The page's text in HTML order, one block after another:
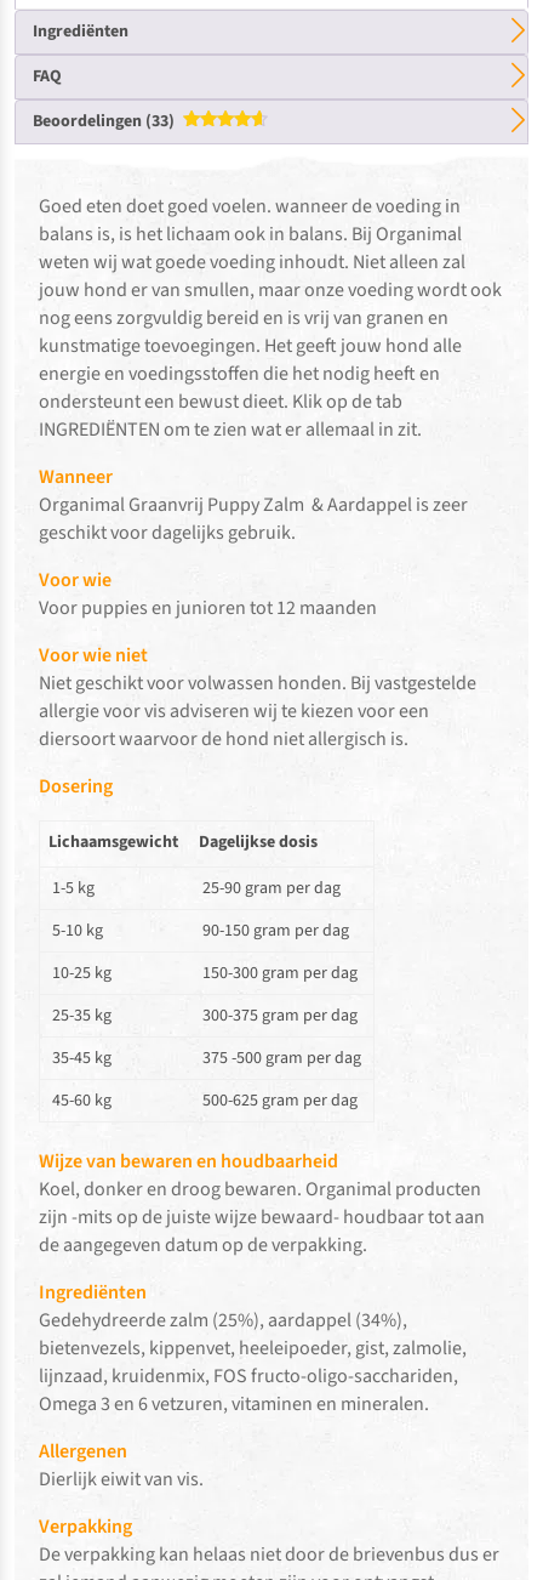
Ingrediënten
FAQ
Beoordelingen (33)
Gewaardeerd
Goed eten doet goed voelen. wanneer de voeding in
balans is, is het lichaam ook in balans. Bij Organimal
weten wij wat goede voeding inhoudt. Niet alleen zal
jouw hond er van smullen, maar onze voeding wordt ook
nog eens zorgvuldig bereid en is vrij van granen en
kunstmatige toevoegingen. Het geeft jouw hond alle
energie en voedingsstoffen die het nodig heeft en
ondersteunt een bewust dieet. Klik op de tab
INGREDIËNTEN om te zien wat er allemaal in zit.
Wanneer
Organimal Graanvrij Puppy Zalm & Aardappel is zeer
geschikt voor dagelijks gebruik.
Voor wie
Voor puppies en junioren tot 12 maanden
Voor wie niet
Niet geschikt voor volwassen honden. Bij vastgestelde
allergie voor vis adviseren wij te kiezen voor een
diersoort waarvoor de hond niet allergisch is.
Dosering
Lichaamsgewicht
Dagelijkse dosis
1-5 kg
25-90 gram per dag
5-10 kg
90-150 gram per dag
10-25 kg
150-300 gram per dag
25-35 kg
300-375 gram per dag
35-45 kg
375 -500 gram per dag
45-60 kg
500-625 gram per dag
Wijze van bewaren en houdbaarheid
Koel, donker en droog bewaren. Organimal producten
zijn -mits op de juiste wijze bewaard- houdbaar tot aan
de aangegeven datum op de verpakking.
Ingrediënten
Gedehydreerde zalm (25%), aardappel (34%),
bietenvezels, kippenvet, heeleipoeder, gist, zalmolie,
lijnzaad, kruidenmix, FOS fructo-oligo-sacchariden,
Omega 3 en 6 vetzuren, vitaminen en mineralen.
Allergenen
Dierlijk eiwit van vis.
Verpakking
De verpakking kan helaas niet door de brievenbus dus er